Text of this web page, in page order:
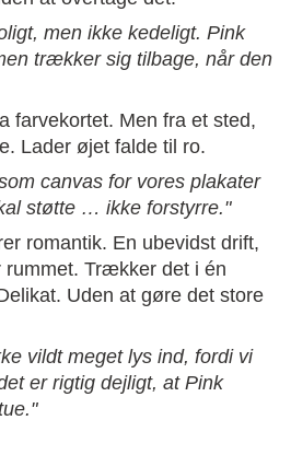
men ikke kedeligt. Pink
trækker sig tilbage, når den
farvekortet. Men fra et sted,
Lader øjet falde til ro.
canvas for vores plakater
støtte … ikke forstyrre."
romantik. En ubevidst drift,
rummet. Trækker det i én
Uden at gøre det store
vildt meget lys ind, fordi vi
er rigtig dejligt, at Pink